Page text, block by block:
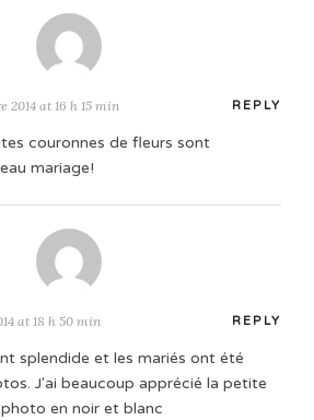
2014 at 16 h 15 min REPLY
couronnes de fleurs sont
mariage!
at 18 h 50 min REPLY
splendide et les mariés ont été
J'ai beaucoup apprécié la petite
en noir et blanc